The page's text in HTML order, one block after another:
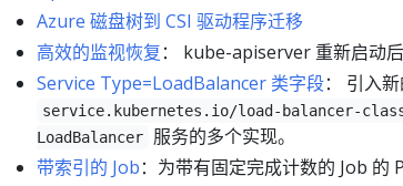
Azure 磁盘树到 CSI 驱动程序迁移
高效的监视恢复： kube-apiserver 重新启动
Service Type=LoadBalancer 类字段： 引入
service.kubernetes.io/load-balancer-
LoadBalancer
服务的多个实现。
带索引的 Job：为带有固定完成计数的 Job 的